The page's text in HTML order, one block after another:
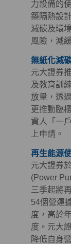
力設備的
築隔熱設
減碳及環
風險，減
無紙化減
元大證券
及教育訓
放量，透
更推動臨
資人「一
上申請。
再生能源
元大證券
(Power
三季起將
54個營運
度，高於
度。元大
降低自身